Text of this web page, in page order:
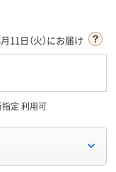
11日（火）にお届け
定 利用可